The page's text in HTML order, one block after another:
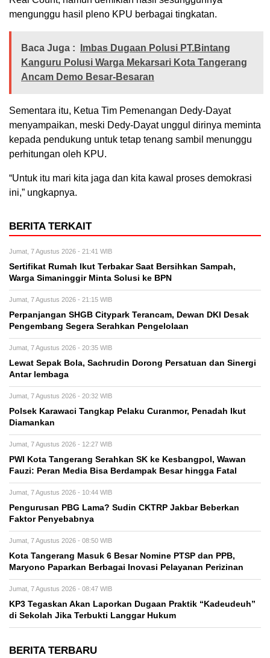
mengunggu hasil pleno KPU berbagai tingkatan.
Baca Juga :
Imbas Dugaan Polusi PT.Bintang
Kanguru Polusi Warga Mekarsari Kota Tangerang
Ancam Demo Besar-Besaran
Sementara itu, Ketua Tim Pemenangan Dedy-Dayat
menyampaikan, meski Dedy-Dayat unggul dirinya meminta
kepada pendukung untuk tetap tenang sambil menunggu
perhitungan oleh KPU.
“Untuk itu mari kita jaga dan kita kawal proses demokrasi
ini,” ungkapnya.
BERITA TERKAIT
Jumat, 7 Agustus 2026 - 21:41 WIB
Sertifikat Rumah Ikut Terbakar Saat Bersihkan Sampah,
Warga Simaninggir Minta Solusi ke BPN
Jumat, 7 Agustus 2026 - 21:15 WIB
Perpanjangan SHGB Citypark Terancam, Dewan DKI Desak
Pengembang Segera Serahkan Pengelolaan
Jumat, 7 Agustus 2026 - 20:35 WIB
Lewat Sepak Bola, Sachrudin Dorong Persatuan dan Sinergi
Antar lembaga
Jumat, 7 Agustus 2026 - 20:32 WIB
Polsek Karawaci Tangkap Pelaku Curanmor, Penadah Ikut
Diamankan
Jumat, 7 Agustus 2026 - 12:27 WIB
PWI Kota Tangerang Serahkan SK ke Kesbangpol, Wawan
Fauzi: Peran Media Bisa Berdampak Besar hingga Fatal
Jumat, 7 Agustus 2026 - 10:44 WIB
Pengurusan PBG Lama? Sudin CKTRP Jakbar Beberkan
Faktor Penyebabnya
Jumat, 7 Agustus 2026 - 08:50 WIB
Kota Tangerang Masuk 6 Besar Nomine PTSP dan PPB,
Maryono Paparkan Berbagai Inovasi Pelayanan Perizinan
Jumat, 7 Agustus 2026 - 08:47 WIB
KP3 Tegaskan Akan Laporkan Dugaan Praktik “Kadeudeuh”
di Sekolah Jika Terbukti Langgar Hukum
BERITA TERBARU